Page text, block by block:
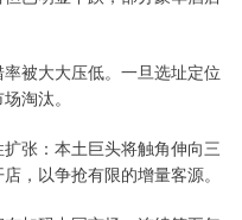
被大大压低。一旦选址定位
淘汰。
张：本土巨头将触角伸向三
，以争抢有限的增量客源。